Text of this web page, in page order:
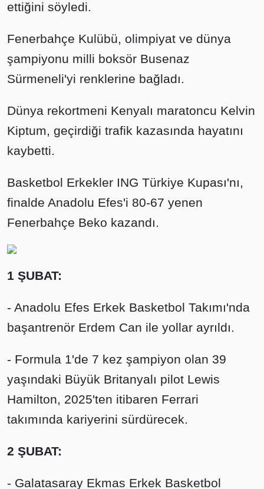
ettiğini söyledi.
Fenerbahçe Kulübü, olimpiyat ve dünya
şampiyonu milli boksör Busenaz
Sürmeneli'yi renklerine bağladı.
Dünya rekortmeni Kenyalı maratoncu Kelvin
Kiptum, geçirdiği trafik kazasında hayatını
kaybetti.
Basketbol Erkekler ING Türkiye Kupası'nı,
finalde Anadolu Efes'i 80-67 yenen
Fenerbahçe Beko kazandı.
1 ŞUBAT:
- Anadolu Efes Erkek Basketbol Takımı'nda
başantrenör Erdem Can ile yollar ayrıldı.
- Formula 1'de 7 kez şampiyon olan 39
yaşındaki Büyük Britanyalı pilot Lewis
Hamilton, 2025'ten itibaren Ferrari
takımında kariyerini sürdürecek.
2 ŞUBAT:
- Galatasaray Ekmas Erkek Basketbol